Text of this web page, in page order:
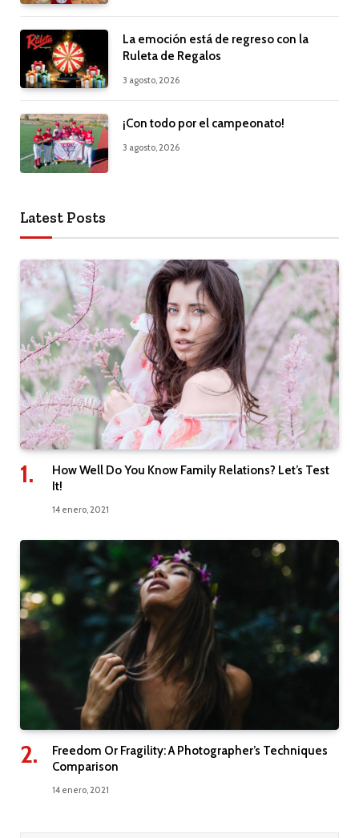
La emoción está de regreso con la
Ruleta de Regalos
3 agosto, 2026
¡Con todo por el campeonato!
3 agosto, 2026
Latest Posts
How Well Do You Know Family Relations? Let’s Test
It!
14 enero, 2021
Freedom Or Fragility: A Photographer’s Techniques
Comparison
14 enero, 2021